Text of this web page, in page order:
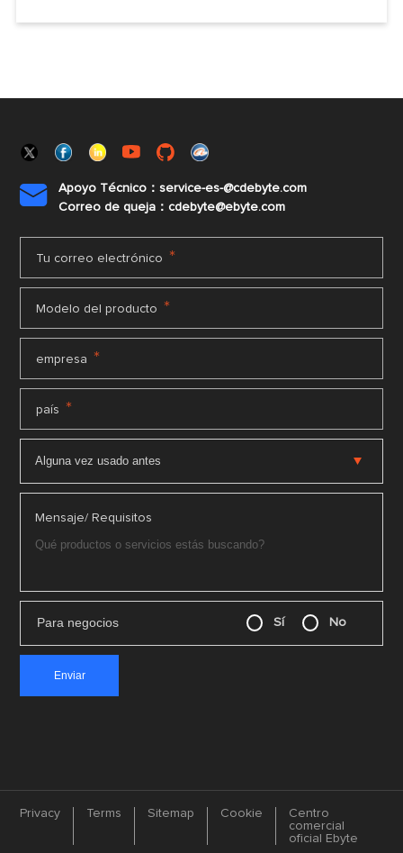

Apoyo Técnico：service-es-@cdebyte.com
Correo de queja：cdebyte@ebyte.com
Tu correo electrónico *
Modelo del producto *
empresa *
país *
Mensaje/ Requisitos
Para negocios Sí No
Privacy Terms Sitemap Cookie
Centro
comercial
oficial Ebyte